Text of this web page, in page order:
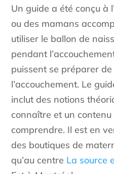
Un guide a été conçu à
ou des mamans
utiliser le ballon de
pendant
puissent se préparer
l’accouchement. Le
inclut des notions
connaître et un
comprendre. Il est en
des boutiques de
qu’au centre La source